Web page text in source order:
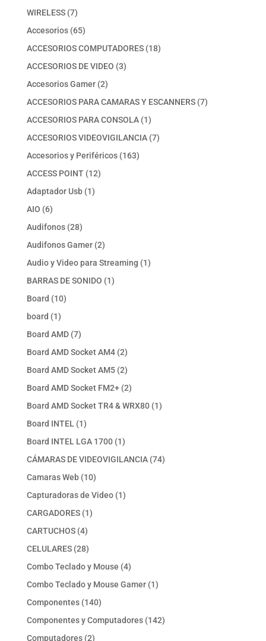
WIRELESS 77
productos
Accesorios 6565
productos
ACCESORIOS COMPUTADORES 1818
ACCESORIOS DE VIDEO 33
Accesorios Gamer 22
productos
ACCESORIOS PARA CAMARAS Y ESCANNERS 77
ACCESORIOS PARA CONSOLA 11
producto
ACCESORIOS VIDEOVIGILANCIA 77
Accesorios y Periféricos 163163
ACCESS POINT 1212
Adaptador Usb 11
AIO 66
productos
Audifonos 2828
productos
Audifonos Gamer 22
productos
Audio y Video para Streaming 11
BARRAS DE SONIDO 11
Board 1010
board 11
producto
Board AMD 77
productos
Board AMD Socket AM4 22
productos
Board AMD Socket AM5 22
productos
Board AMD Socket FM2+ 22
productos
Board AMD Socket TR4 & WRX80 11
Board INTEL 11
producto
Board INTEL LGA 1700 11
producto
CÁMARAS DE VIDEOVIGILANCIA 7474
Camaras Web 1010
productos
Capturadoras de Video 11
CARGADORES 11
CARTUCHOS 44
productos
CELULARES 2828
productos
Combo Teclado y Mouse 44
productos
Combo Teclado y Mouse Gamer 11
Componentes 140140
productos
Componentes y Computadores 142142
Computadores 22